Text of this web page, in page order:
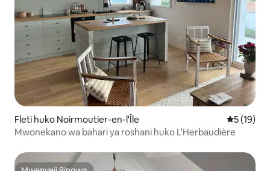
Fleti huko Noirmoutier-en-l'Île Ukadiriaji
5 (19)
Mwonekano wa bahari ya roshani huko L'Herbaudière